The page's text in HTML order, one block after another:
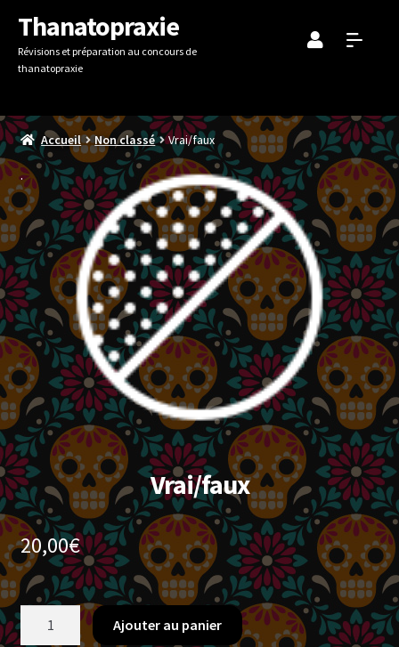
navigation
contenu
Thanatopraxie
Révisions et préparation au concours de
thanatopraxie
Accueil Non classé Vrai/faux
Vrai/faux
20,00€
quantité
de
Ajouter au panier